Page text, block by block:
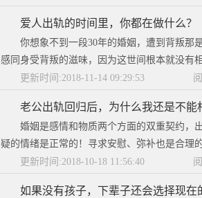
爱人出轨的时间里，你都在做什么？
你想象不到一段30年的婚姻，遭到背叛那
感同身受背叛的滋味，因为这世间根本就没有
更新时间:2018-11-14 09:29:53
老公出轨回归后，为什么我还是不能
婚姻是感情和物质两个方面的双重契约，
疑的情绪是正常的！寻求安慰、弥补也是合理
更新时间:2018-10-18 11:56:40
如果没有孩子，下辈子还会选择现在